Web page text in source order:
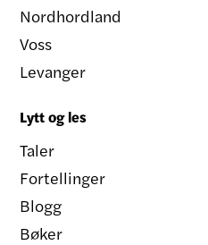
Nordhordland
Voss
Levanger
Lytt og les
Taler
Fortellinger
Blogg
Bøker